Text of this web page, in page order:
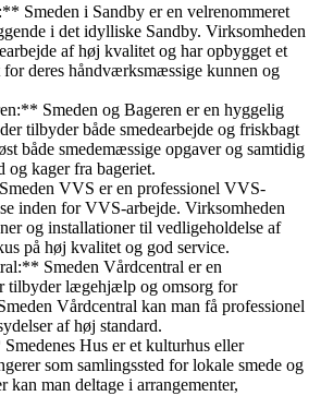
Smeden i Sandby er en velrenommeret
i det idylliske Sandby. Virksomheden
af høj kvalitet og har opbygget et
deres håndværksmæssige kunnen og
Smeden og Bageren er en hyggelig
tilbyder både smedearbejde og friskbagt
både smedemæssige opgaver og samtidig
og kager fra bageriet.
VVS er en professionel VVS-
inden for VVS-arbejde. Virksomheden
og installationer til vedligeholdelse af
på høj kvalitet og god service.
Smeden Vårdcentral er en
tilbyder lægehjælp og omsorg for
Vårdcentral kan man få professionel
af høj standard.
Hus er et kulturhus eller
som samlingssted for lokale smede og
kan man deltage i arrangementer,